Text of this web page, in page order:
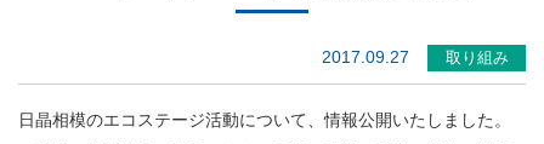
2017.09.27 取り組み
日晶相模のエコステージ活動について、情報公開いたしました。